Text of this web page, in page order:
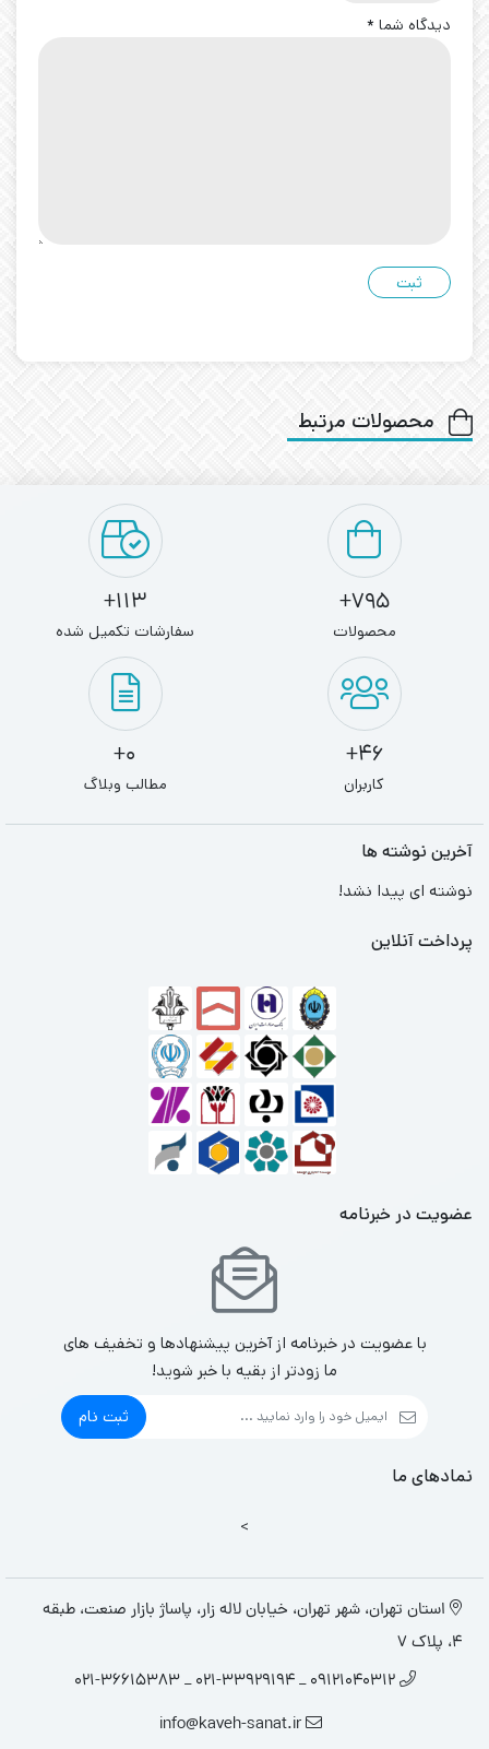
دیدگاه شما *
محصولات مرتبط
795+
محصولات
113+
سفارشات تکمیل شده
46+
کاربران
0+
مطالب وبلاگ
آخرین نوشته ها
نوشته ای پیدا نشد!
پرداخت آنلاین
عضویت در خبرنامه
با عضویت در خبرنامه از آخرین پیشنهادها و تخفیف های
ما زودتر از بقیه با خبر شوید!
ثبت نام
نمادهای ما
>
استان تهران، شهر تهران، خیابان لاله زار، پاساژ بازار صنعت، طبقه
4، پلاک 7
09121040312 _ 021-33929194 _ 021-36615383
info@kaveh-sanat.ir